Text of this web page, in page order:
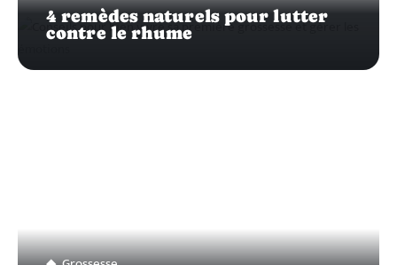
4 remèdes naturels pour lutter
contre le rhume